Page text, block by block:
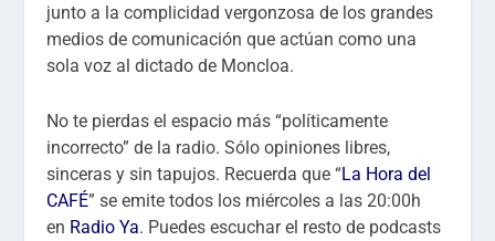
junto a la complicidad vergonzosa de los grandes
medios de comunicación que actúan como una
sola voz al dictado de Moncloa.
No te pierdas el espacio más “políticamente
incorrecto” de la radio. Sólo opiniones libres,
sinceras y sin tapujos. Recuerda que “La Hora del
CAFÉ” se emite todos los miércoles a las 20:00h
en Radio Ya. Puedes escuchar el resto de podcasts